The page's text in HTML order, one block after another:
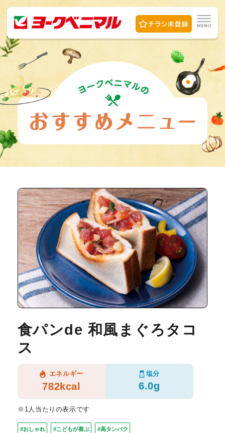
食パンde 和風まぐろタコ
ス
エネルギー
782kcal
塩分
6.0g
※1人当たりの表示です
#おしゃれ #こどもが喜ぶ #高タンパク